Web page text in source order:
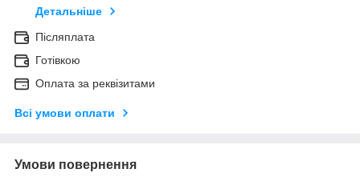
Детальніше
Післяплата
Готівкою
Оплата за реквізитами
Всі умови оплати
Умови повернення